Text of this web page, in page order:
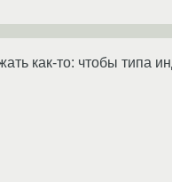
как-то: чтобы типа